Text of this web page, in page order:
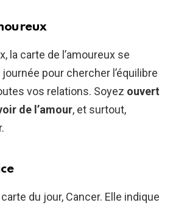
la carte de l’amoureux se
pour chercher l’équilibre
vos relations. Soyez ouvert
de l’amour, et surtout,
du jour, Cancer. Elle indique